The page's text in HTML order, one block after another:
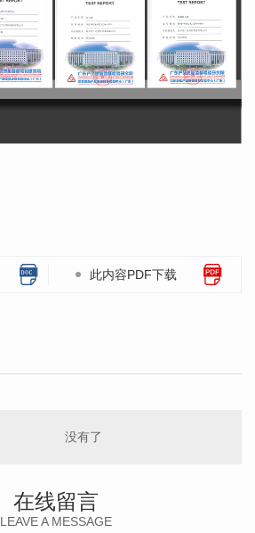
此内容PDF下载
没有了
在线留言
LEAVE A MESSAGE